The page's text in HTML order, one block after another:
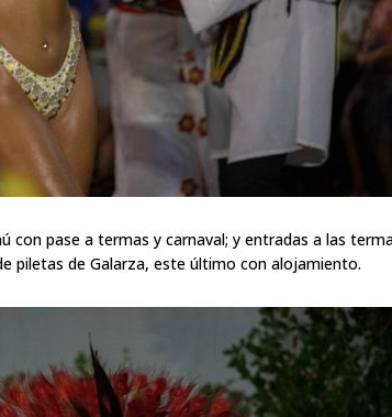
con pase a termas y carnaval; y entradas a las
piletas de Galarza, este último con alojamiento.